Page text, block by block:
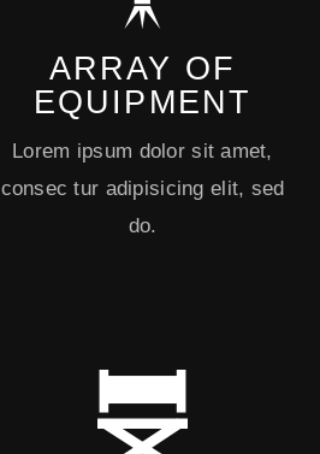
ARRAY OF
EQUIPMENT
Lorem ipsum dolor sit amet,
consec tur adipisicing elit, sed
do.